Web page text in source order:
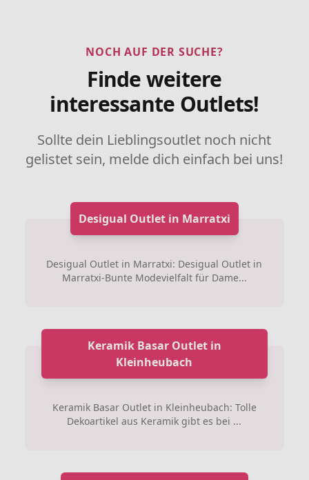
NOCH AUF DER SUCHE?
Finde weitere
interessante Outlets!
Sollte dein Lieblingsoutlet noch nicht
gelistet sein, melde dich einfach bei uns!
Desigual Outlet in Marratxi
Desigual Outlet in Marratxi: Desigual Outlet in
Marratxi-Bunte Modevielfalt für Dame...
Keramik Basar Outlet in
Kleinheubach
Keramik Basar Outlet in Kleinheubach: Tolle
Dekoartikel aus Keramik gibt es bei ...